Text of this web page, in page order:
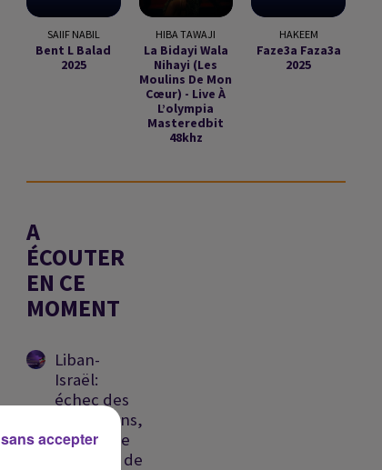
SAIIF NABIL
Bent L Balad
2025
HIBA TAWAJI
La Bidayi Wala
Nihayi (les
Moulins De Mon
Cœur) - Live À
L’olympia
Masteredbit
48khz
HAKEEM
Faze3a Faza3a
2025
A
ÉCOUTER
EN CE
MOMENT
Liban-
Israël:
échec des
discussions,
un proche
présumé de
accepter